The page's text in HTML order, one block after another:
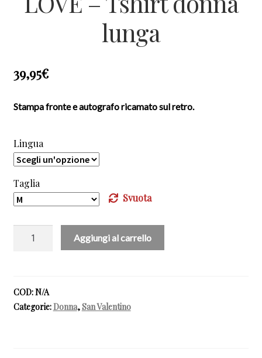
lunga
39,95€
Stampa fronte e autografo ricamato sul retro.
Lingua
Taglia
Svuota
LOVE
lunga
quantità
Aggiungi al carrello
COD:N/A
Categorie:Donna,San Valentino